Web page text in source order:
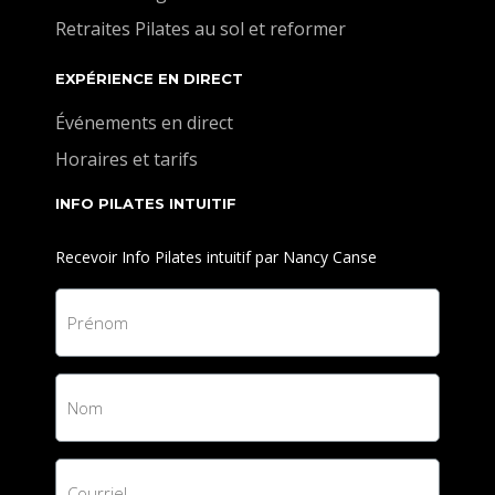
Retraites Pilates au sol et reformer
EXPÉRIENCE EN DIRECT
Événements en direct
Horaires et tarifs
INFO PILATES INTUITIF
Recevoir Info Pilates intuitif par Nancy Canse